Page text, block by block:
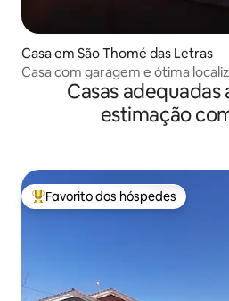
Casa em São Thomé das Letras
Casa com garagem e ótima
Casas adequadas
estimação
Favoritos dos hóspedes mais
Favorito dos hóspedes